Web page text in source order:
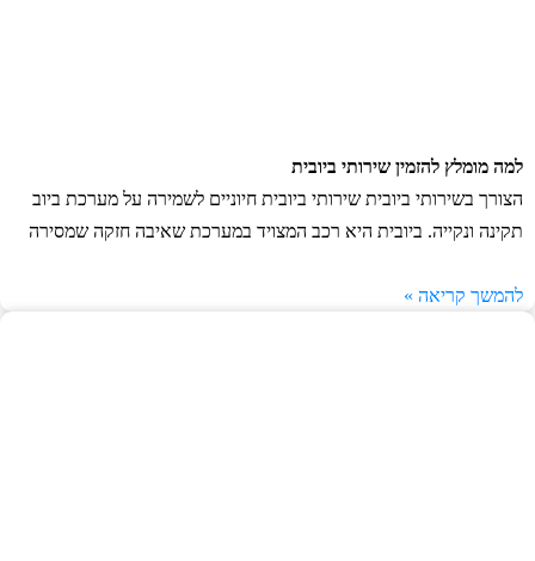
למה מומלץ להזמין שירותי ביובית
הצורך בשירותי ביובית שירותי ביובית חיוניים לשמירה על מערכת ביוב
תקינה ונקייה. ביובית היא רכב המצויד במערכת שאיבה חזקה שמסירה
להמשך קריאה »